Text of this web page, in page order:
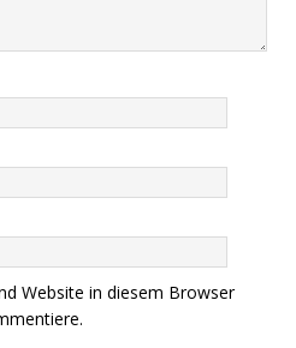
Website in diesem Browser